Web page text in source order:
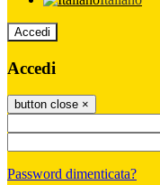
Accedi
Accedi
button close ×
Password dimenticata?